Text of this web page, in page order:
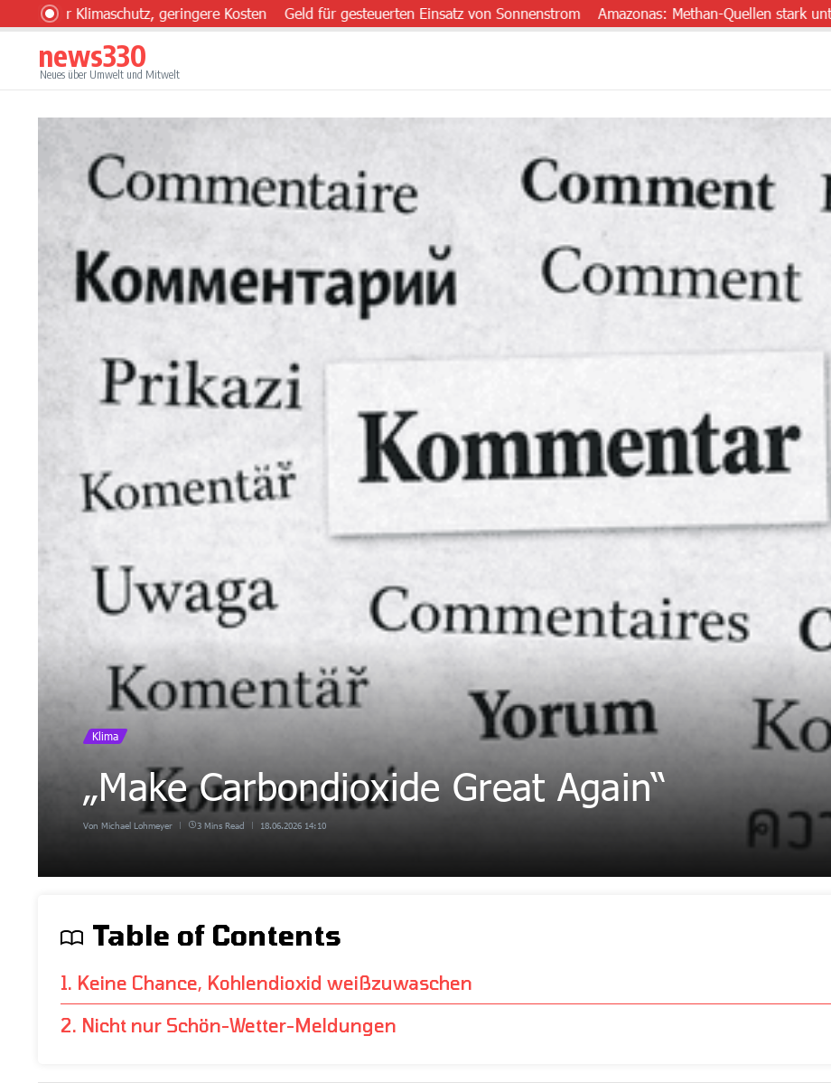
Zum Inhalt springen
Klimaschutz, geringere Kosten Geld für gesteuerten Einsatz von Sonnenstrom Amazonas: Methan-Quellen stark unterschätzt
news330
Neues über Umwelt und Mitwelt
Klima
„Make Carbondioxide Great Again“
Von Michael Lohmeyer 3 Mins Read 18.06.2026 14:10
Table of Contents
1. Keine Chance, Kohlendioxid weißzuwaschen
2. Nicht nur Schön-Wetter-Meldungen